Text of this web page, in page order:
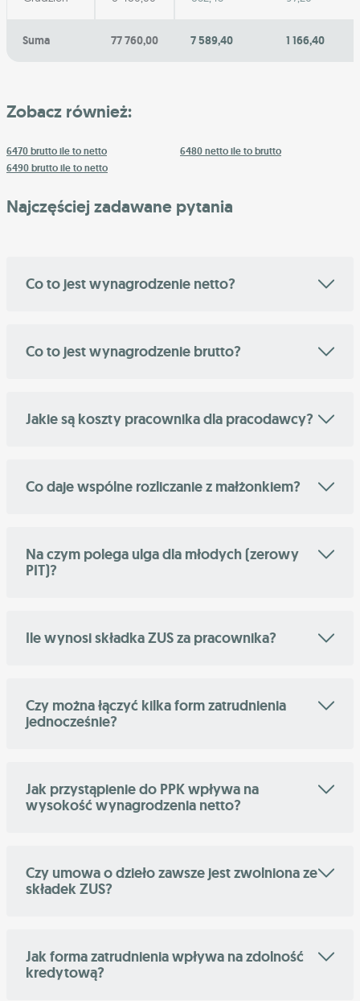
Suma 77 760,00 7 589,40 1 166,40
Zobacz również:
6470 brutto ile to netto
6480 netto ile to brutto
6490 brutto ile to netto
Najczęściej zadawane pytania
Co to jest wynagrodzenie netto?
Co to jest wynagrodzenie brutto?
Jakie są koszty pracownika dla pracodawcy?
Co daje wspólne rozliczanie z małżonkiem?
Na czym polega ulga dla młodych (zerowy
PIT)?
Ile wynosi składka ZUS za pracownika?
Czy można łączyć kilka form zatrudnienia
jednocześnie?
Jak przystąpienie do PPK wpływa na
wysokość wynagrodzenia netto?
Czy umowa o dzieło zawsze jest zwolniona ze
składek ZUS?
Jak forma zatrudnienia wpływa na zdolność
kredytową?